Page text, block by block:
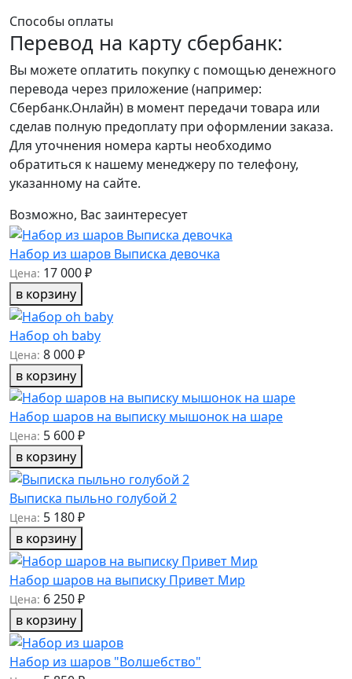
Способы оплаты
Перевод на карту сбербанк:
Вы можете оплатить покупку с помощью денежного
перевода через приложение (например:
Сбербанк.Онлайн) в момент передачи товара или
сделав полную предоплату при оформлении заказа.
Для уточнения номера карты необходимо
обратиться к нашему менеджеру по телефону,
указанному на сайте.
Возможно, Вас заинтересует
Набор из шаров Выписка девочка
Цена: 17 000 ₽
в корзину
Набор oh baby
Цена: 8 000 ₽
в корзину
Набор шаров на выписку мышонок на шаре
Цена: 5 600 ₽
в корзину
Выписка пыльно голубой 2
Цена: 5 180 ₽
в корзину
Набор шаров на выписку Привет Мир
Цена: 6 250 ₽
в корзину
Набор из шаров "Волшебство"